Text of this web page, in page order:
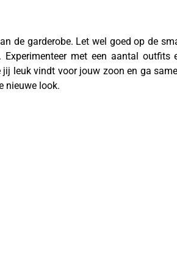
de garderobe. Let wel goed op de
met een aantal outfits
leuk vindt voor jouw zoon en ga
nieuwe look.